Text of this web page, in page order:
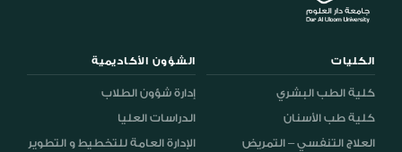
الكليات
كلية الطب البشري
كلية طب الأسنان
العلاج التنفسي – التمريض
الشؤون الأكاديمية
إدارة شؤون الطلاب
الدراسات العليا
الإدارة العامة للتخطيط و التطوير